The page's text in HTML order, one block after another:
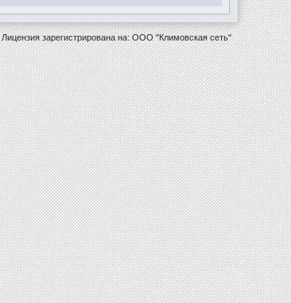
Лицензия зарегистрирована на: ООО "Климовская сеть"